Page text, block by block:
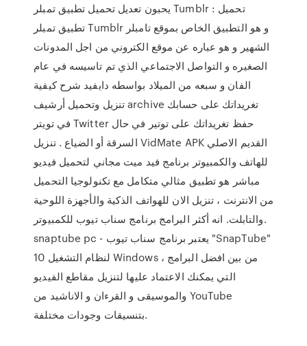
يحبون تعديل تحميل تطبيق تمبلر Tumblr : تحميل
تطبيق تمبلر Tumblr و هو التطبيق الخاص بموقع تامبلر
الشهير و هو عباره عن موقع الكتروني من اجل المدونات
الصغيره و التواصل الاجتماعي الذي تم تاسيسه في عام
الفان و سبعه من الميلاد بواسطه دايفيد شرح كيفية
تنزيل وتحميل أرشيف archive تغريداتك على حسابك
في تويتر Twitter حفظ تغريداتك على توتير في حال
السرقة أو الضياع . تنزيل VidMate APK القديم الاصلي
للهاتف والكمبيوتر برنامج فيد ميت مجاني لتحميل فيديو
مباشر هو تطبيق مثالي متكامل مع تكنولوجيا التحميل
من الانترنت ، تنزيل الان للهواتف الذكية والأجهزة اللوحية
والتابلت. انه أكثر البرامج برنامج سناب تيوب للكمبيوتر.
snaptube pc - يعتبر برنامج سناب تيوب "SnapTube"
لنظام التشغيل 10 Windows ، من بين افضل البرامج
التي يمكنك الاعتماد عليها لتنزيل مقاطع الفيديو
والموسيقى و القرءان و الاناشيد من YouTube
بتنسيقات وجودات مختلفة.